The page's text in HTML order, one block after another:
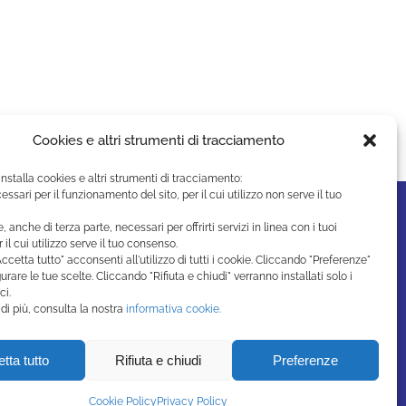
Cookies e altri strumenti di tracciamento
cookies e altri strumenti di tracciamento:
per il funzionamento del sito, per il cui utilizzo non serve il tuo
anche di terza parte, necessari per offrirti servizi in linea con i tuoi
il cui utilizzo serve il tuo consenso.
tutto" acconsenti all'utilizzo di tutti i cookie. Cliccando "Preferenze"
le tue scelte. Cliccando "Rifiuta e chiudi" verranno installati solo i
di più, consulta la nostra informativa cookie.
tutto Rifiuta e chiudi Preferenze
Cookie Policy Privacy Policy